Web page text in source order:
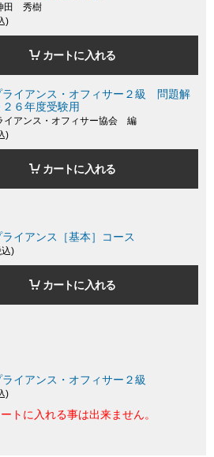
田 秀樹
)
カートに入れる
ライアンス・オフィサー２級 問題解
６年度受験用
イアンス・オフィサー協会 編
)
カートに入れる
イアンス［基本］コース
)
カートに入れる
イアンス・オフィサー２級
)
トに入れる事は出来ません。